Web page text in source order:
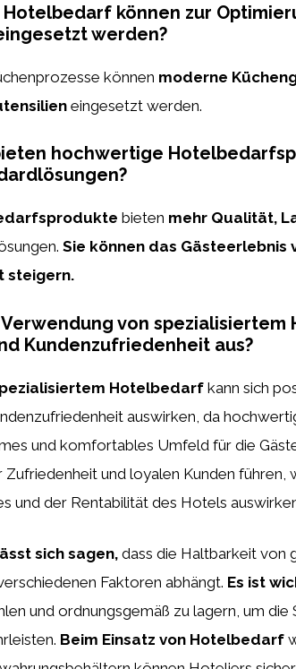
können zur
werden?
können moderne
eingesetzt werden.
hochwertige
bieten mehr Qualität,
Sie können das Gästeerlebnis
steigern.
von
Kundenzufriedenheit aus?
Hotelbedarf kann sich
auswirken, da
und komfortables Umfeld für die
und loyalen Kunden führen,
und der Rentabilität des Hotels
sich sagen, dass die Haltbarkeit von
Faktoren abhängt. Es ist
und ordnungsgemäß zu lagern, um die
Beim Einsatz von Hotelbedarf